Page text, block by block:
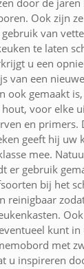
Ook zijn
van
te laten
u een
van een
ook gemaakt
voor elke
en primers.
geeft hij uw
mee.
er gebruik
bij het
reinigbaar
kunt
met
u inspireren